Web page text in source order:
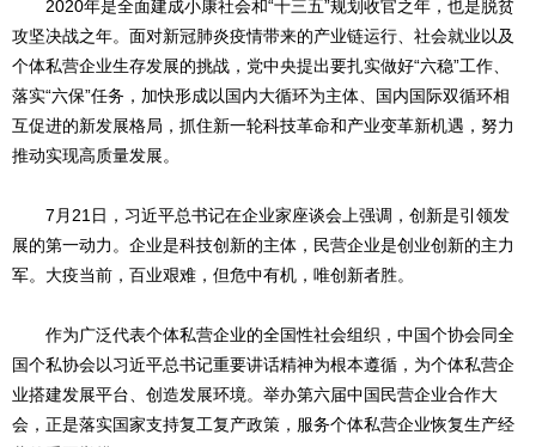
2020年是全面建成小康社会和“十三五”规划收官之年，也是脱贫
攻坚决战之年。面对新冠肺炎疫情带来的产业链运行、社会就业以及
个体私营企业生存发展的挑战，党中央提出要扎实做好“六稳”工作、
落实“六保”任务，加快形成以国内大循环为主体、国内国际双循环相
互促进的新发展格局，抓住新一轮科技革命和产业变革新机遇，努力
推动实现高质量发展。
7月21日，习近平总书记在企业家座谈会上强调，创新是引领发
展的第一动力。企业是科技创新的主体，民营企业是创业创新的主力
军。大疫当前，百业艰难，但危中有机，唯创新者胜。
作为广泛代表个体私营企业的全国性社会组织，中国个协会同全
国个私协会以习近平总书记重要讲话精神为根本遵循，为个体私营企
业搭建发展平台、创造发展环境。举办第六届中国民营企业合作大
会，正是落实国家支持复工复产政策，服务个体私营企业恢复生产经